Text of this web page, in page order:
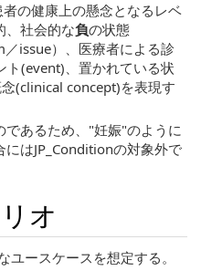
の健康上の懸念となるレベ
、社会的な負の状態
issue）、医療者による診
(event)、置かれている状
(clinical concept)を表現す
であるため、"妊娠"のように
はJP_Conditionの対象外で
オ
ースケースを想定する。